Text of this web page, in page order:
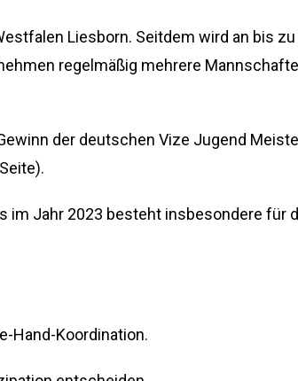
Liesborn. Seitdem wird an bis
regelmäßig mehrere
der deutschen Vize Jugend
im Jahr 2023 besteht insbesondere für
Hand-Koordination.